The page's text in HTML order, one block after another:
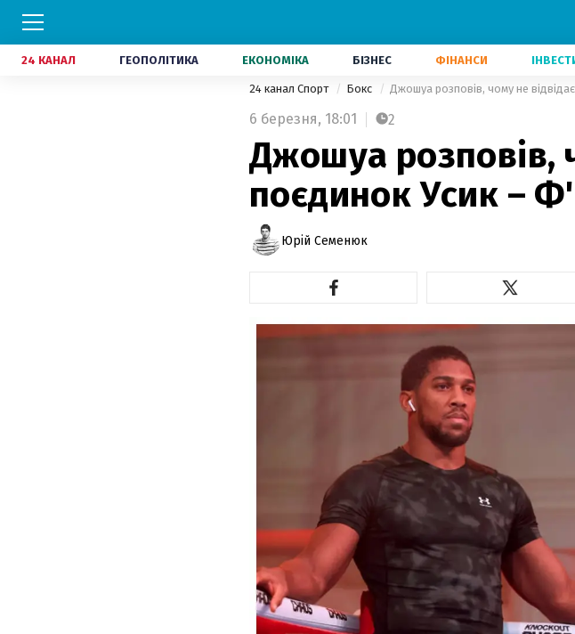
24 КАНАЛ ГЕОПОЛІТИКА ЕКОНОМІКА БІЗНЕС ФІНАНСИ
24 канал Спорт Бокс Джошуа розповів, чому не
6 березня, 18:01 2
Джошуа розповів,
поєдинок Усик –
Юрій Семенюк